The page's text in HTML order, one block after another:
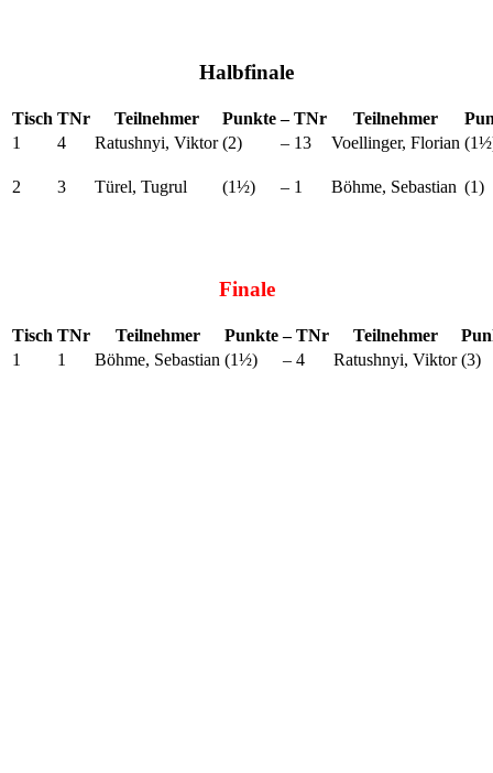
Halbfinale
Tisch TNr Teilnehmer Punkte – TNr Teilnehmer
1
4 Ratushnyi, Viktor (2) – 13 Voellinger, Florian
2 3 Türel, Tugrul (1½) – 1 Böhme, Sebastian (1)
Finale
Tisch TNr Teilnehmer Punkte – TNr Teilnehmer
1
1 Böhme, Sebastian (1½) – 4 Ratushnyi, Viktor (3)